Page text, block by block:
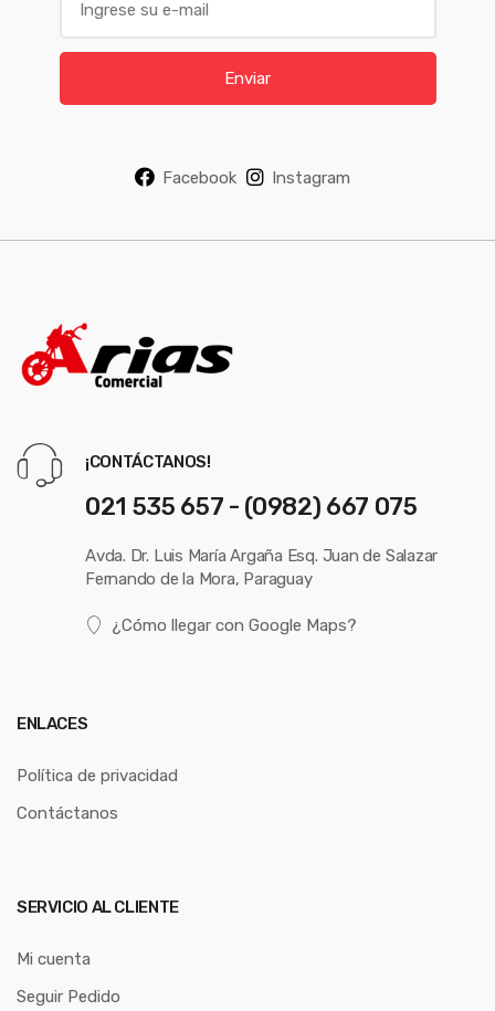
l
Enviar
Facebook Instagram
¡CONTÁCTANOS!
021 535 657 - (0982) 667 075
Avda. Dr. Luis María Argaña Esq. Juan de Salazar
Fernando de la Mora, Paraguay
¿Cómo llegar con Google Maps?
ENLACES
Política de privacidad
Contáctanos
SERVICIO AL CLIENTE
Mi cuenta
Seguir Pedido